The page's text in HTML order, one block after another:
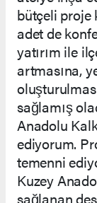
bütçeli proje
adet de
yatırım ile
artmasına,
sağlamış
Anadolu
ediyorum.
temenni
Kuzey
sağlanan